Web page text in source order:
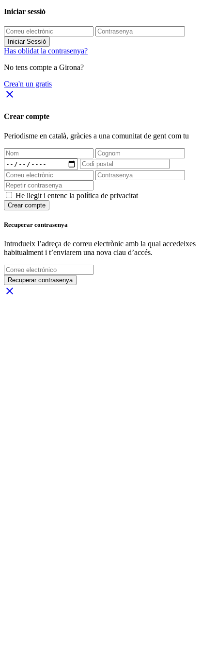
Iniciar sessió
Iniciar Sessió
Has oblidat la contrasenya?
No tens compte a Girona?
Crea'n un gratis
close
Crear compte
Periodisme en català, gràcies a una comunitat de gent com tu
He llegit i entenc la política de privacitat
Crear compte
Recuperar contrasenya
Introdueix l’adreça de correu electrònic amb la qual accedeixes
habitualment i t’enviarem una nova clau d’accés.
Recuperar contrasenya
close